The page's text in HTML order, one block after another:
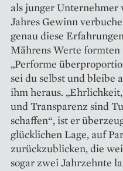
als junger Unternehmer
Jahres Gewinn
genau diese
Mährens Werte
„Performe
sei du selbst und bleibe
ihm heraus.
und Transparenz sind
schaffen“, ist er
glücklichen Lage, auf
zurückzublicken, die
sogar zwei Jahrzehnte